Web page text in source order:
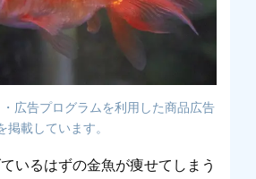
広告プログラムを利用した商品広告
掲載しています。
いるはずの金魚が痩せてしまう